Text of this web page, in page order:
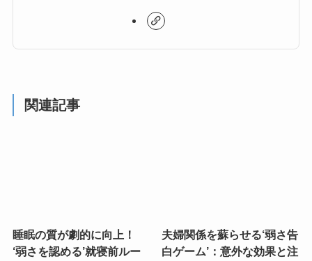
関連記事
睡眠の質が劇的に向上！
‘弱さを認める’就寝前ルー
夫婦関係を蘇らせる‘弱さ告
白ゲーム’：意外な効果と注